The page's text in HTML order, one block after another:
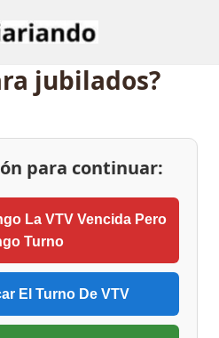
jubilados?
para continuar:
La VTV Vencida Pero
Turno
El Turno De VTV